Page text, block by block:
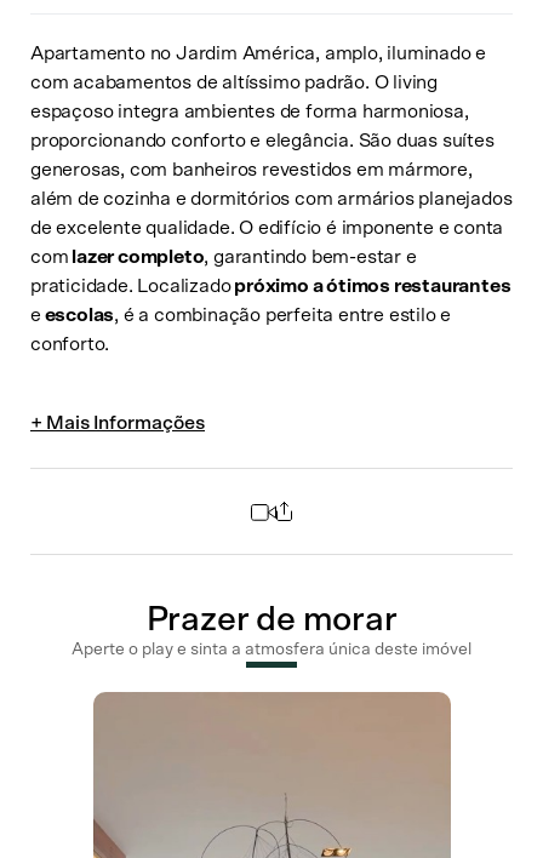
Apartamento no Jardim América, amplo, iluminado e
com acabamentos de altíssimo padrão. O living
espaçoso integra ambientes de forma harmoniosa,
proporcionando conforto e elegância. São duas suítes
generosas, com banheiros revestidos em mármore,
além de cozinha e dormitórios com armários planejados
de excelente qualidade. O edifício é imponente e conta
com lazer completo, garantindo bem-estar e
praticidade. Localizadopróximo a ótimos restaurantes
e escolas, é a combinação perfeita entre estilo e
conforto.
Whatsapp Facebook Messenger
Prazer de morar
Aperte o play e sinta a atmosfera única deste imóvel